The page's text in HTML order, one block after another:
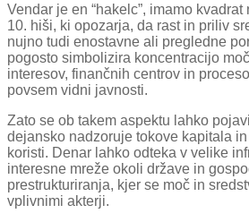
Vendar je en “hakelc”, imamo
10. hiši, ki opozarja, da rast in priliv
nujno tudi enostavne ali pregledne
pogosto simbolizira koncentracijo
interesov, finančnih centrov in
povsem vidni javnosti.
Zato se ob takem aspektu lahko
dejansko nadzoruje tokove kapitala
koristi. Denar lahko odteka v velike
interesne mreže okoli države in
prestrukturiranja, kjer se moč in
vplivnimi akterji.